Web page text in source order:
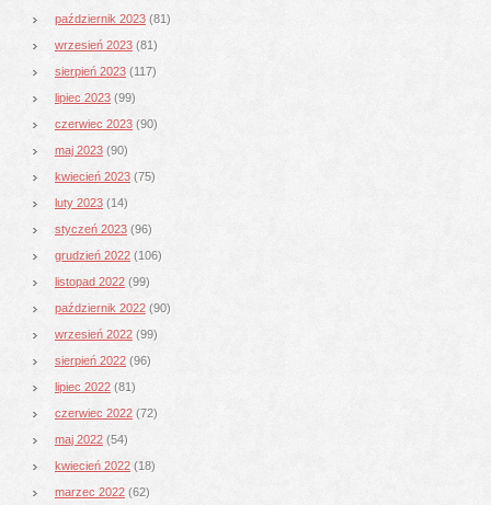
październik 2023 (81)
wrzesień 2023 (81)
sierpień 2023 (117)
lipiec 2023 (99)
czerwiec 2023 (90)
maj 2023 (90)
kwiecień 2023 (75)
luty 2023 (14)
styczeń 2023 (96)
grudzień 2022 (106)
listopad 2022 (99)
październik 2022 (90)
wrzesień 2022 (99)
sierpień 2022 (96)
lipiec 2022 (81)
czerwiec 2022 (72)
maj 2022 (54)
kwiecień 2022 (18)
marzec 2022 (62)